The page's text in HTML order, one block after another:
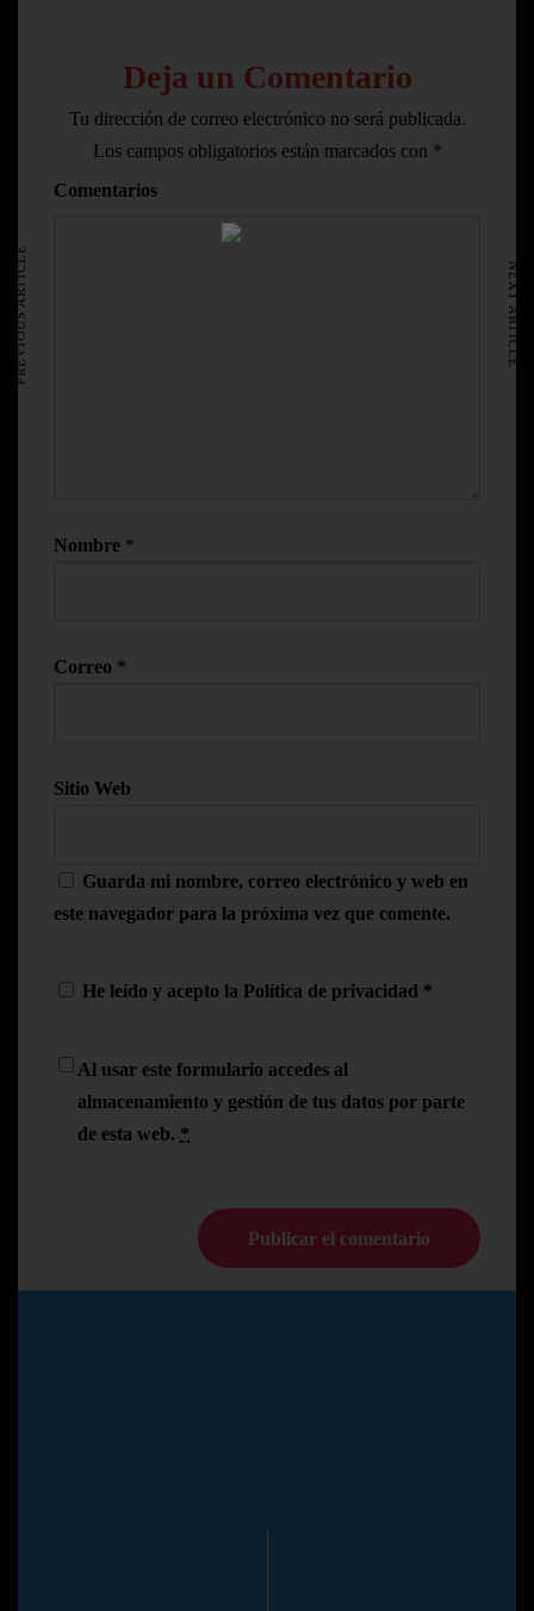
AVISO LEGAL
Deja un Comentario
Tu dirección de correo electrónico no será publicada.
Los campos obligatorios están marcados con *
Comentarios
Nombre *
Correo *
Sitio Web
Guarda mi nombre, correo electrónico y web en
este navegador para la próxima vez que comente.
He leído y acepto la Política de privacidad *
Al usar este formulario accedes al
almacenamiento y gestión de tus datos por parte
de esta web. *
PREVIOUS ARTICLE NEXT ARTICLE